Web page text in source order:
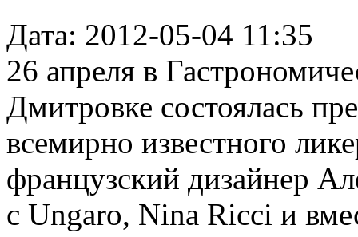
Дата: 2012-05-04 11:35
26 апреля в
Дмитровке состоялась
всемирно известного
французский дизайнер
с Ungaro, Nina Ricci и